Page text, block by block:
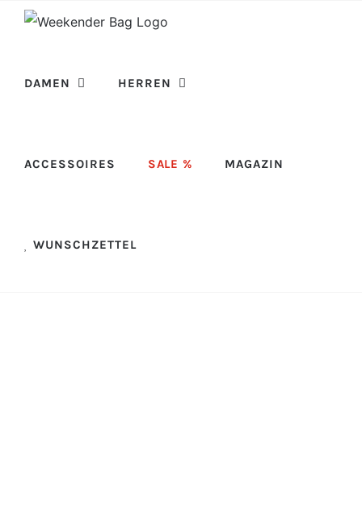
Skip
DAMEN HERREN
ACCESSOIRES SALE % MAGAZIN
WUNSCHZETTEL